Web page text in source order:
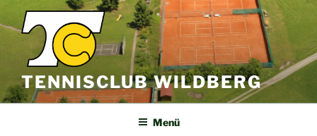
Inhalt
TENNISCLUB WILDBERG
Menü